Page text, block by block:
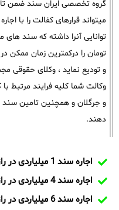
گروه تخصصی ایران سند ضمن
میتواند قرارهای کفالت را با
تومان را درکمترین زمان ممکن
و تودیع نماید ، وکلای حقوقی
وکالت شما کلیه فرایند مرتبط
و جرگلان و همچنین تامین سند
دهند.
اجاره سند 1 میلیاردی در راز و جرگلان
اجاره سند 4 میلیاردی در راز و جرگلان
اجاره سند 6 میلیاردی در راز و جرگلان